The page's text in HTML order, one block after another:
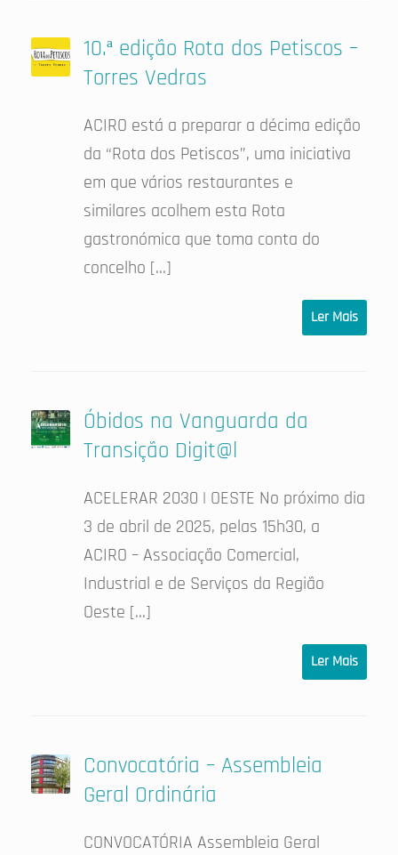
10.ª edição Rota dos Petiscos –
Torres Vedras
ACIRO está a preparar a décima edição
da “Rota dos Petiscos”, uma iniciativa
em que vários restaurantes e
similares acolhem esta Rota
gastronómica que toma conta do
concelho […]
Ler Mais
Óbidos na Vanguarda da
Transição Digit@l
ACELERAR 2030 | OESTE No próximo dia
3 de abril de 2025, pelas 15h30, a
ACIRO – Associação Comercial,
Industrial e de Serviços da Região
Oeste […]
Ler Mais
Convocatória – Assembleia
Geral Ordinária
CONVOCATÓRIA Assembleia Geral